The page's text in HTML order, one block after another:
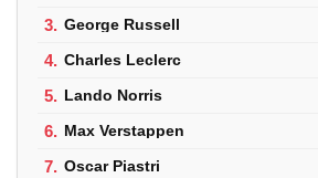
3. George Russell
4. Charles Leclerc
5. Lando Norris
6. Max Verstappen
7. Oscar Piastri